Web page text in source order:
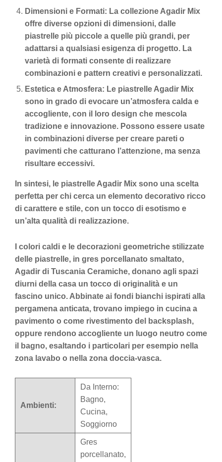
Dimensioni e Formati: La collezione Agadir Mix
offre diverse opzioni di dimensioni, dalle
piastrelle più piccole a quelle più grandi, per
adattarsi a qualsiasi esigenza di progetto. La
varietà di formati consente di realizzare
combinazioni e pattern creativi e personalizzati.
Estetica e Atmosfera: Le piastrelle Agadir Mix
sono in grado di evocare un’atmosfera calda e
accogliente, con il loro design che mescola
tradizione e innovazione. Possono essere usate
in combinazioni diverse per creare pareti o
pavimenti che catturano l’attenzione, ma senza
risultare eccessivi.
In sintesi, le piastrelle Agadir Mix sono una scelta
perfetta per chi cerca un elemento decorativo ricco
di carattere e stile, con un tocco di esotismo e
un’alta qualità di realizzazione.
I colori caldi e le decorazioni geometriche stilizzate
delle piastrelle, in gres porcellanato smaltato,
Agadir di Tuscania Ceramiche, donano agli spazi
diurni della casa un tocco di originalità e un
fascino unico. Abbinate ai fondi bianchi ispirati alla
pergamena anticata, trovano impiego in cucina a
pavimento o come rivestimento del backsplash,
oppure rendono accogliente un luogo neutro come
il bagno, esaltando i particolari per esempio nella
zona lavabo o nella zona doccia-vasca.
Ambienti:
Da Interno:
Bagno,
Cucina,
Soggiorno
Gres
porcellanato,